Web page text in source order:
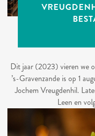
Dit jaar (2023) vieren we
’s-Gravenzande is op 1
Jochem Vreugdenhil.
Leen en